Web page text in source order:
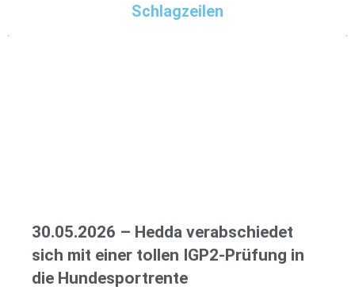
Schlagzeilen
30.05.2026 – Hedda verabschiedet
sich mit einer tollen IGP2-Prüfung in
die Hundesportrente